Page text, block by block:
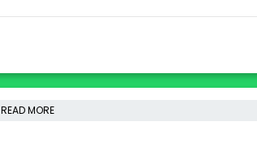
READ MORE